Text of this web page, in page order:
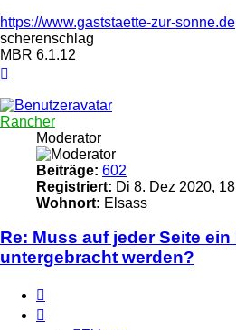
https://www.gaststaette-zur-sonne.de
scherenschlag
MBR 6.1.12
Rancher
Moderator
Beiträge: 602
Registriert: Di 8. Dez 2020,
Wohnort: Elsass
Re: Muss auf jeder Seite ein
untergebracht werden?